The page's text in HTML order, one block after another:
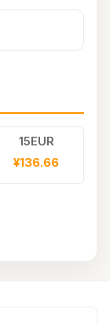
15EUR
¥136.66